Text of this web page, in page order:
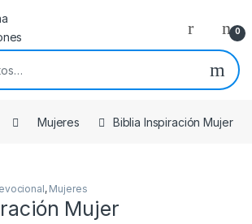
0
Mujeres Biblia Inspiración Mujer
, Mujeres
Mujer